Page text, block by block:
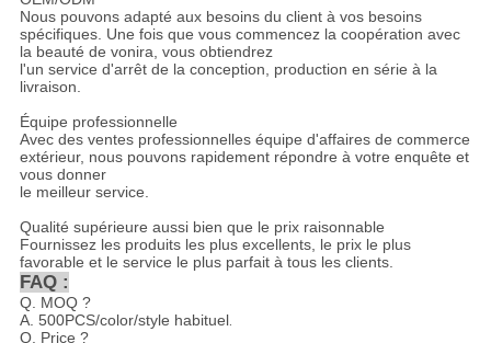
Nous pouvons adapté aux besoins du client à vos besoins
spécifiques. Une fois que vous commencez la coopération avec
la beauté de vonira, vous obtiendrez
l'un service d'arrêt de la conception, production en série à la
livraison.
Équipe professionnelle
Avec des ventes professionnelles équipe d'affaires de commerce
extérieur, nous pouvons rapidement répondre à votre enquête et
vous donner
le meilleur service.
Qualité supérieure aussi bien que le prix raisonnable
Fournissez les produits les plus excellents, le prix le plus
favorable et le service le plus parfait à tous les clients.
FAQ :
Q. MOQ ?
A. 500PCS/color/style habituel.
Q. Price ?